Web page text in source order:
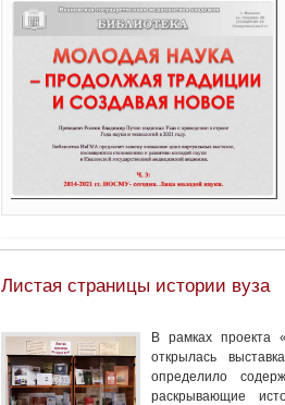
Листая страницы истории вуза
В рамках проекта
открылась
определило
раскрывающие